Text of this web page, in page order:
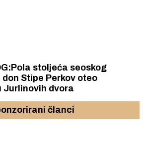
stoljeća seoskog
Jurlinovih dvora
članci